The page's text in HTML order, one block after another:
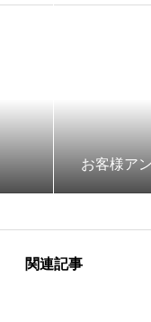
お客様ア
関連記事